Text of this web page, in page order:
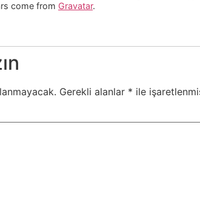
come from Gravatar.
Gerekli alanlar * ile